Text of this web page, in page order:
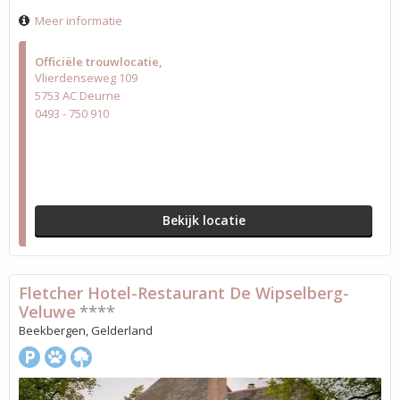
Officiële trouwlocatie
Vlierdenseweg 109
5753 AC Deurne
0493 - 750 910
Bekijk locatie
Meer informatie
Fletcher Hotel-Restaurant De Wipselberg-
Veluwe ****
Beekbergen, Gelderland